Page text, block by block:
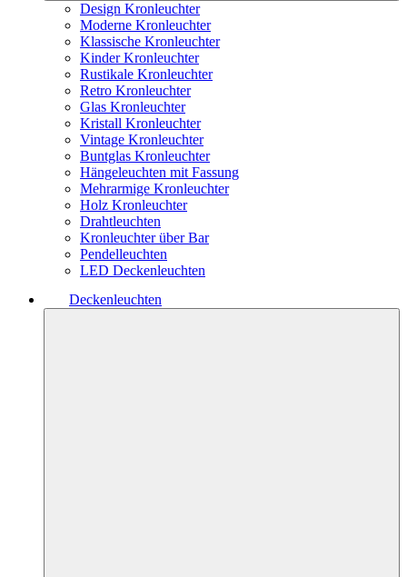
Design Kronleuchter
Moderne Kronleuchter
Klassische Kronleuchter
Kinder Kronleuchter
Rustikale Kronleuchter
Retro Kronleuchter
Glas Kronleuchter
Kristall Kronleuchter
Vintage Kronleuchter
Buntglas Kronleuchter
Hängeleuchten mit Fassung
Mehrarmige Kronleuchter
Holz Kronleuchter
Drahtleuchten
Kronleuchter über Bar
Pendelleuchten
LED Deckenleuchten
Deckenleuchten